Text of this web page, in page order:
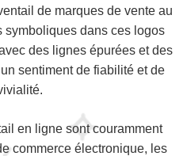
de marques de vente au
symboliques dans ces logos
des lignes épurées et des
sentiment de fiabilité et de
en ligne sont couramment
commerce électronique, les